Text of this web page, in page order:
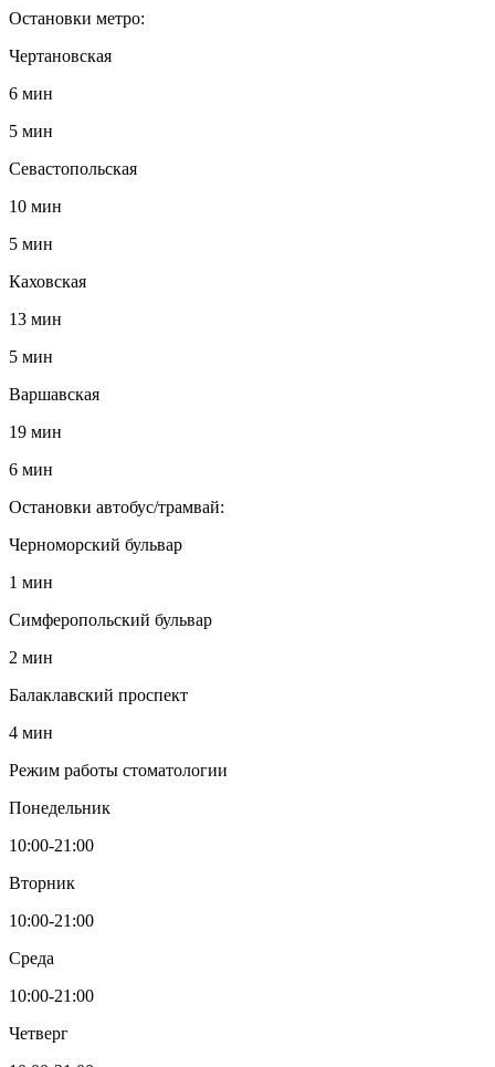
Остановки метро:
Чертановская
6 мин
5 мин
Севастопольская
10 мин
5 мин
Каховская
13 мин
5 мин
Варшавская
19 мин
6 мин
Остановки автобус/трамвай:
Черноморский бульвар
1 мин
Симферопольский бульвар
2 мин
Балаклавский проспект
4 мин
Режим работы стоматологии
Понедельник
10:00-21:00
Вторник
10:00-21:00
Среда
10:00-21:00
Четверг